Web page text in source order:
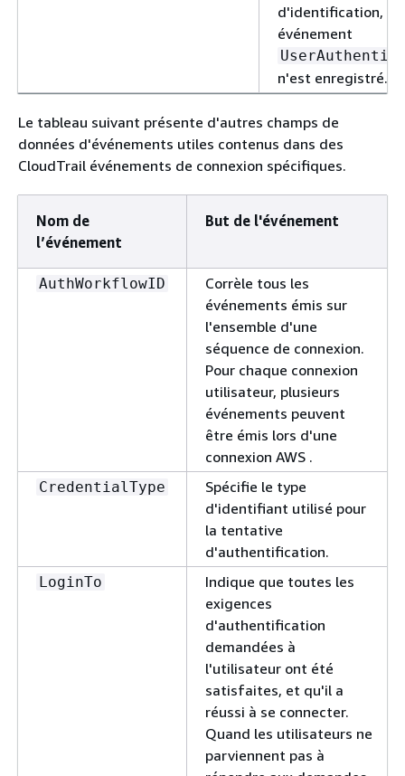
d'identification,
événement
n'est enregistré.
Le tableau suivant présente d'autres champs de
données d'événements utiles contenus dans des
CloudTrail événements de connexion spécifiques.
Nom de
l’événement
But de l'événement
AuthWorkflowID
Corrèle tous les
événements émis sur
l'ensemble d'une
séquence de connexion.
Pour chaque connexion
utilisateur, plusieurs
événements peuvent
être émis lors d'une
connexion AWS .
CredentialType
Spécifie le type
d'identifiant utilisé pour
la tentative
d'authentification.
LoginTo
Indique que toutes les
exigences
d'authentification
demandées à
l'utilisateur ont été
satisfaites, et qu'il a
réussi à se connecter.
Quand les utilisateurs ne
parviennent pas à